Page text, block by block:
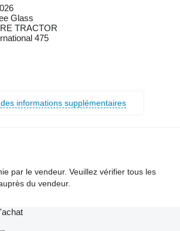
Glass
TRACTOR
475
informations supplémentaires
par le vendeur. Veuillez vérifier tous les
du vendeur.